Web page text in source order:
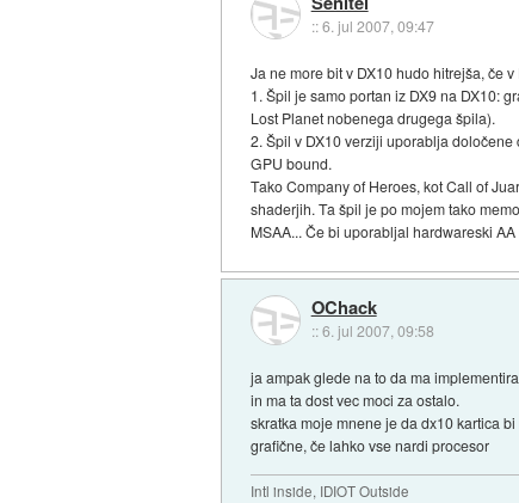
::6. jul 2007, 09:47
Ja ne more bit v DX10 hudo hitrejša, če
1. Špil je samo portan iz DX9 na DX10:
Lost Planet nobenega drugega špila).
2. Špil v DX10 verziji uporablja
GPU bound.
Tako Company of Heroes, kot Call of
shaderjih. Ta špil je po mojem tako
MSAA... Če bi uporabljal hardwareski
OChack
::6. jul 2007, 09:58
ja ampak glede na to da ma
in ma ta dost vec moci za ostalo.
skratka moje mnene je da dx10 kartica
grafične, če lahko vse nardi procesor
Intl inside, IDIOT Outside